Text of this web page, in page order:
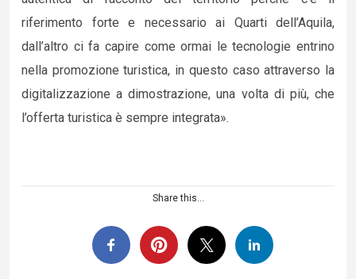
riferimento forte e necessario ai Quarti dell’Aquila,
dall’altro ci fa capire come ormai le tecnologie entrino
nella promozione turistica, in questo caso attraverso la
digitalizzazione a dimostrazione, una volta di più, che
l’offerta turistica è sempre integrata».
Share this...